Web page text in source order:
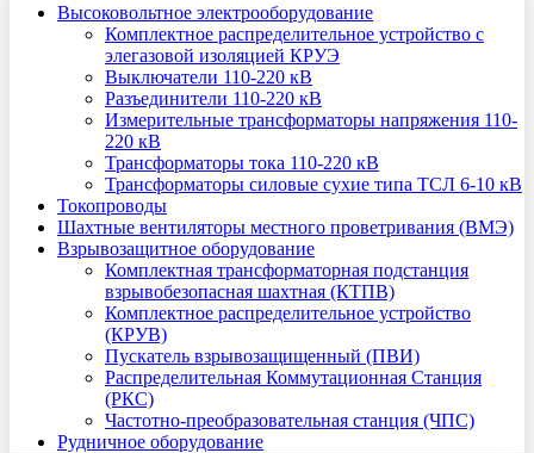
Высоковольтное электрооборудование
Комплектное распределительное устройство с
элегазовой изоляцией КРУЭ
Выключатели 110-220 кВ
Разъединители 110-220 кВ
Измерительные трансформаторы напряжения 110-
220 кВ
Трансформаторы тока 110-220 кВ
Трансформаторы силовые сухие типа ТСЛ 6-10 кВ
Токопроводы
Шахтные вентиляторы местного проветривания (ВМЭ)
Взрывозащитное оборудование
Комплектная трансформаторная подстанция
взрывобезопасная шахтная (КТПВ)
Комплектное распределительное устройство
(КРУВ)
Пускатель взрывозащищенный (ПВИ)
Распределительная Коммутационная Станция
(РКС)
Частотно-преобразовательная станция (ЧПС)
Рудничное оборудование